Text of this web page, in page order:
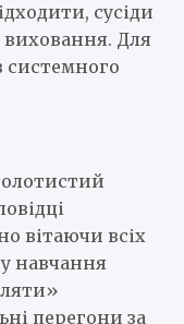
сусіди
виховання. Для
системного
вітаючи всіх
навчання
перегони за